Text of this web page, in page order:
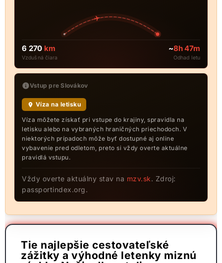
6 270 km
Vzdušná čiara
~8h 47m
Odhad letu
Vstup pre Slovákov
Víza na letisku
Víza môžete získať pri vstupe do krajiny, spravidla na
letisku alebo na vybraných hraničných priechodoch. V
niektorých prípadoch môže byť dostupné aj online
vybavenie pred odletom, preto si vždy overte aktuálne
pravidlá vstupu.
Vždy overte aktuálny stav na mzv.sk. Zdroj:
passportindex.org.
Tie najlepšie cestovateľské
zážitky a výhodné letenky miznú